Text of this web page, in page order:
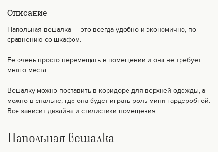
Описание
Напольная вешалка — это всегда удобно и экономично, по
сравнению со шкафом.
Её очень просто перемещать в помещении и она не требует
много места
Вешалку можно поставить в коридоре для верхней одежды, а
можно в спальне, где она будет играть роль мини-гардеробной.
Все зависит дизайна и стилистики помещения.
Напольная вешалка